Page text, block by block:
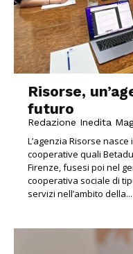
Risorse,
futuro
Redazione Inedita
L’agenzia Risorse
cooperative quali
Firenze, fusesi poi nel
cooperativa sociale di
servizi nell’ambito della...